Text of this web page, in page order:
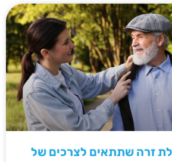
זרה שתתאים לצרכים של